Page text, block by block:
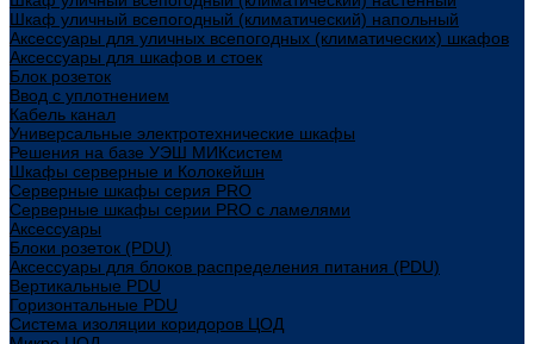
Шкаф уличный всепогодный (климатический) напольный
Аксессуары для уличных всепогодных (климатических) шкафов
Аксессуары для шкафов и стоек
Блок розеток
Ввод с уплотнением
Кабель канал
Универсальные электротехнические шкафы
Решения на базе УЭШ МИКсистем
Шкафы серверные и Колокейшн
Серверные шкафы серия PRO
Серверные шкафы серии PRO с ламелями
Аксессуары
Блоки розеток (PDU)
Аксессуары для блоков распределения питания (PDU)
Вертикальные PDU
Горизонтальные PDU
Система изоляции коридоров ЦОД